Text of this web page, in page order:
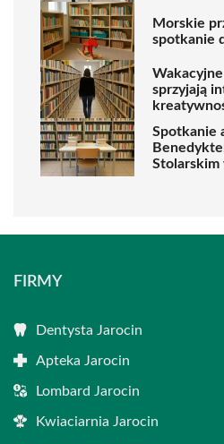
Morskie
spotkanie
sprzyjają
Spotkanie
Stolarskim
FIRMY
Dentysta Jarocin
Apteka Jarocin
Lombard Jarocin
Kwiaciarnia Jarocin